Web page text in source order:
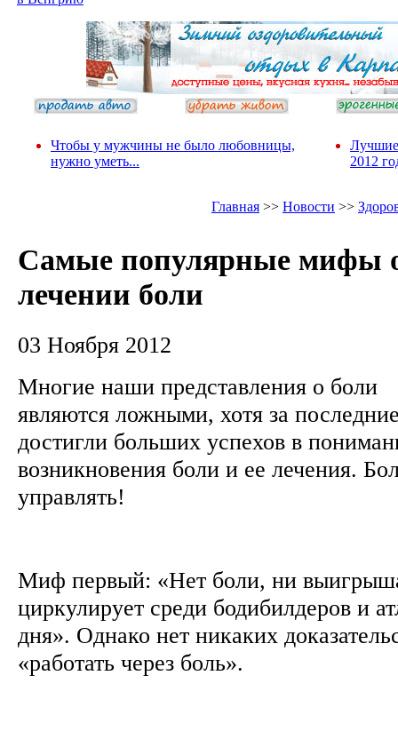
Чтобы у мужчины не было любовницы,
нужно уметь...
Лучшие
2012
Главная >> Новости >>
Самые популярные мифы
лечении боли
03 Ноября 2012
Многие наши представления о боли
являются ложными, хотя за
достигли больших успехов в
возникновения боли и ее лечения.
управлять!
Миф первый: «Нет боли, ни
циркулирует среди бодибилдеров и
дня». Однако нет никаких
«работать через боль».